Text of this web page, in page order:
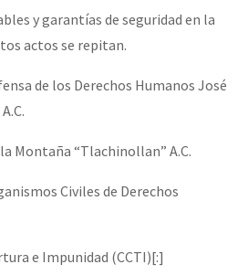
y garantías de seguridad en la
actos se repitan.
de los Derechos Humanos José
Montaña “Tlachinollan” A.C.
Civiles de Derechos
e Impunidad (CCTI)[:]